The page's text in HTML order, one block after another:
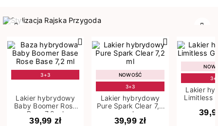
3+3
Lakier hybrydowy
Baby Boomer Rose
Base 7,2 ml
39,99 zł
NOWOŚĆ
3+3
Lakier hybrydowy
Pure Spark Clear 7,2
ml
39,99 zł
Lakier
Limitless